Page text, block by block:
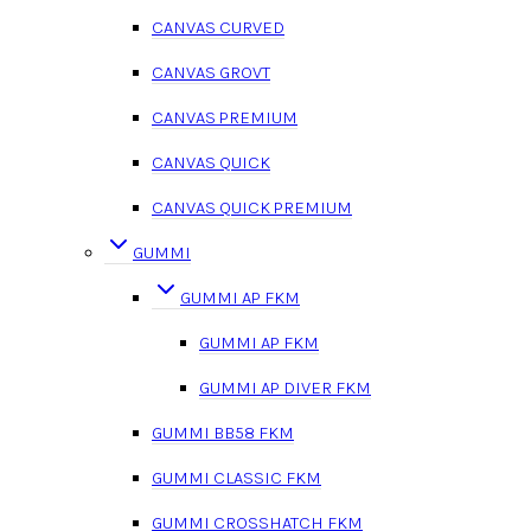
CANVAS CURVED
CANVAS GROVT
CANVAS PREMIUM
CANVAS QUICK
CANVAS QUICK PREMIUM
GUMMI
GUMMI AP FKM
GUMMI AP FKM
GUMMI AP DIVER FKM
GUMMI BB58 FKM
GUMMI CLASSIC FKM
GUMMI CROSSHATCH FKM